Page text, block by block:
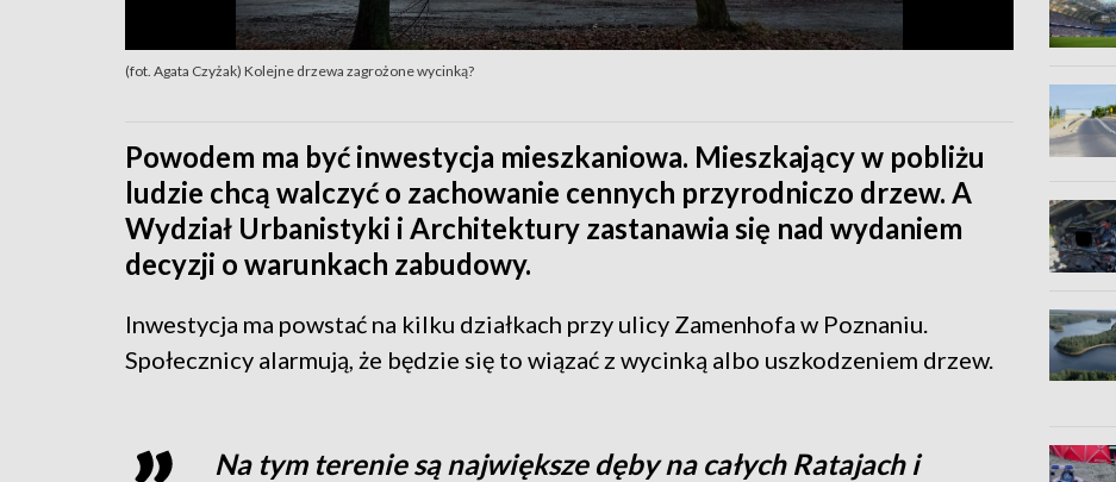
(fot. Agata Czyżak) Kolejne drzewa zagrożone wycinką?
Powodem ma być inwestycja mieszkaniowa. Mieszkający w pobliżu
ludzie chcą walczyć o zachowanie cennych przyrodniczo drzew. A
Wydział Urbanistyki i Architektury zastanawia się nad wydaniem
decyzji o warunkach zabudowy.
Inwestycja ma powstać na kilku działkach przy ulicy Zamenhofa w Poznaniu.
Społecznicy alarmują, że będzie się to wiązać z wycinką albo uszkodzeniem drzew.
Na tym terenie są największe dęby na całych Ratajach i